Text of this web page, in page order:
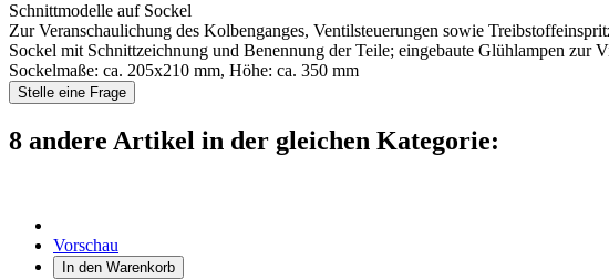
Schnittmodelle auf Sockel
Zur Veranschaulichung des Kolbenganges, Ventilsteuerungen sowie
Sockel mit Schnittzeichnung und Benennung der Teile; eingebaute Glühlampen zur
Sockelmaße: ca. 205x210 mm, Höhe: ca. 350 mm
Stelle eine Frage
8 andere Artikel in der gleichen Kategorie:
Vorschau
In den Warenkorb